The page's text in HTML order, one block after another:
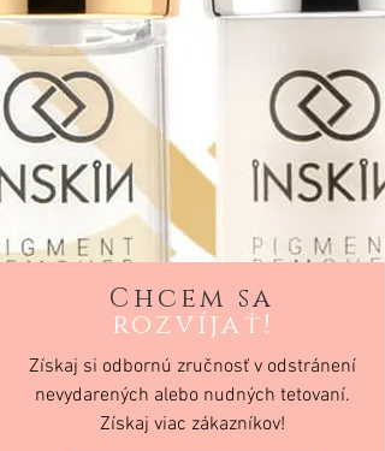
Chcem sa
rozvíjať!
Získaj si odbornú zručnosť v odstránení
nevydarených alebo nudných tetovaní.
Získaj viac zákazníkov!